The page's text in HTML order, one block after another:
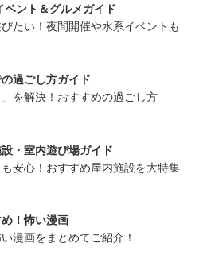
ベント＆グルメガイド
たい！夜間開催や水系イベントも
過ごし方ガイド
」を解決！おすすめの過ごし方
・室内遊び場ガイド
安心！おすすめ屋内施設を大特集
！怖い漫画
漫画をまとめてご紹介！